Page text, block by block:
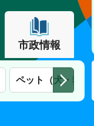
市政情報
ペット（犬・猫）